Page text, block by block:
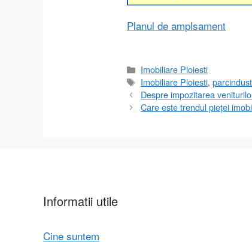
Planul de amplsament
Categorii
Imobiliare Ploiesti
Etichete
Imobiliare Ploiesti,
Despre impozitarea
Care este trendul pieței
Informatii utile
Cine suntem